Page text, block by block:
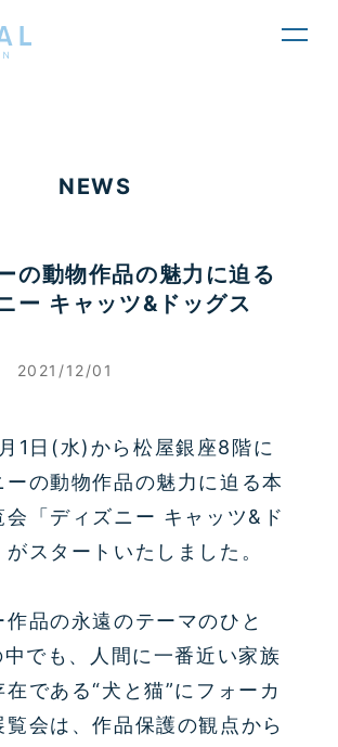
NEWS
の動物作品の魅力に迫る
ー キャッツ&ドッグス
2021/12/01
1日(水)から松屋銀座8階に
ーの動物作品の魅力に迫る本
会「ディズニー キャッツ&ド
がスタートいたしました。
作品の永遠のテーマのひと
中でも、人間に一番近い家族
である“犬と猫”にフォーカ
覧会は、作品保護の観点から